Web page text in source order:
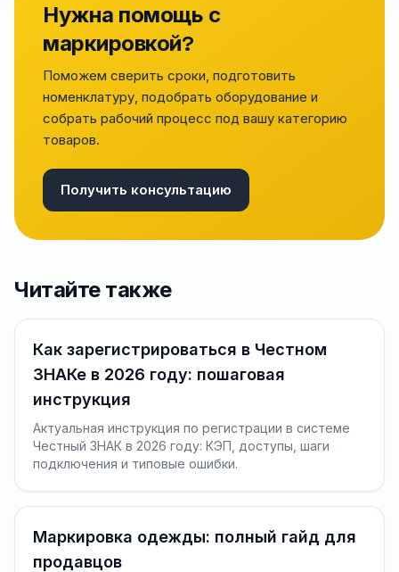
Нужна помощь с
маркировкой?
Поможем сверить сроки, подготовить
номенклатуру, подобрать оборудование и
собрать рабочий процесс под вашу категорию
товаров.
Получить консультацию
Читайте также
Как зарегистрироваться в Честном
ЗНАКе в 2026 году: пошаговая
инструкция
Актуальная инструкция по регистрации в системе
Честный ЗНАК в 2026 году: КЭП, доступы, шаги
подключения и типовые ошибки.
Маркировка одежды: полный гайд для
продавцов